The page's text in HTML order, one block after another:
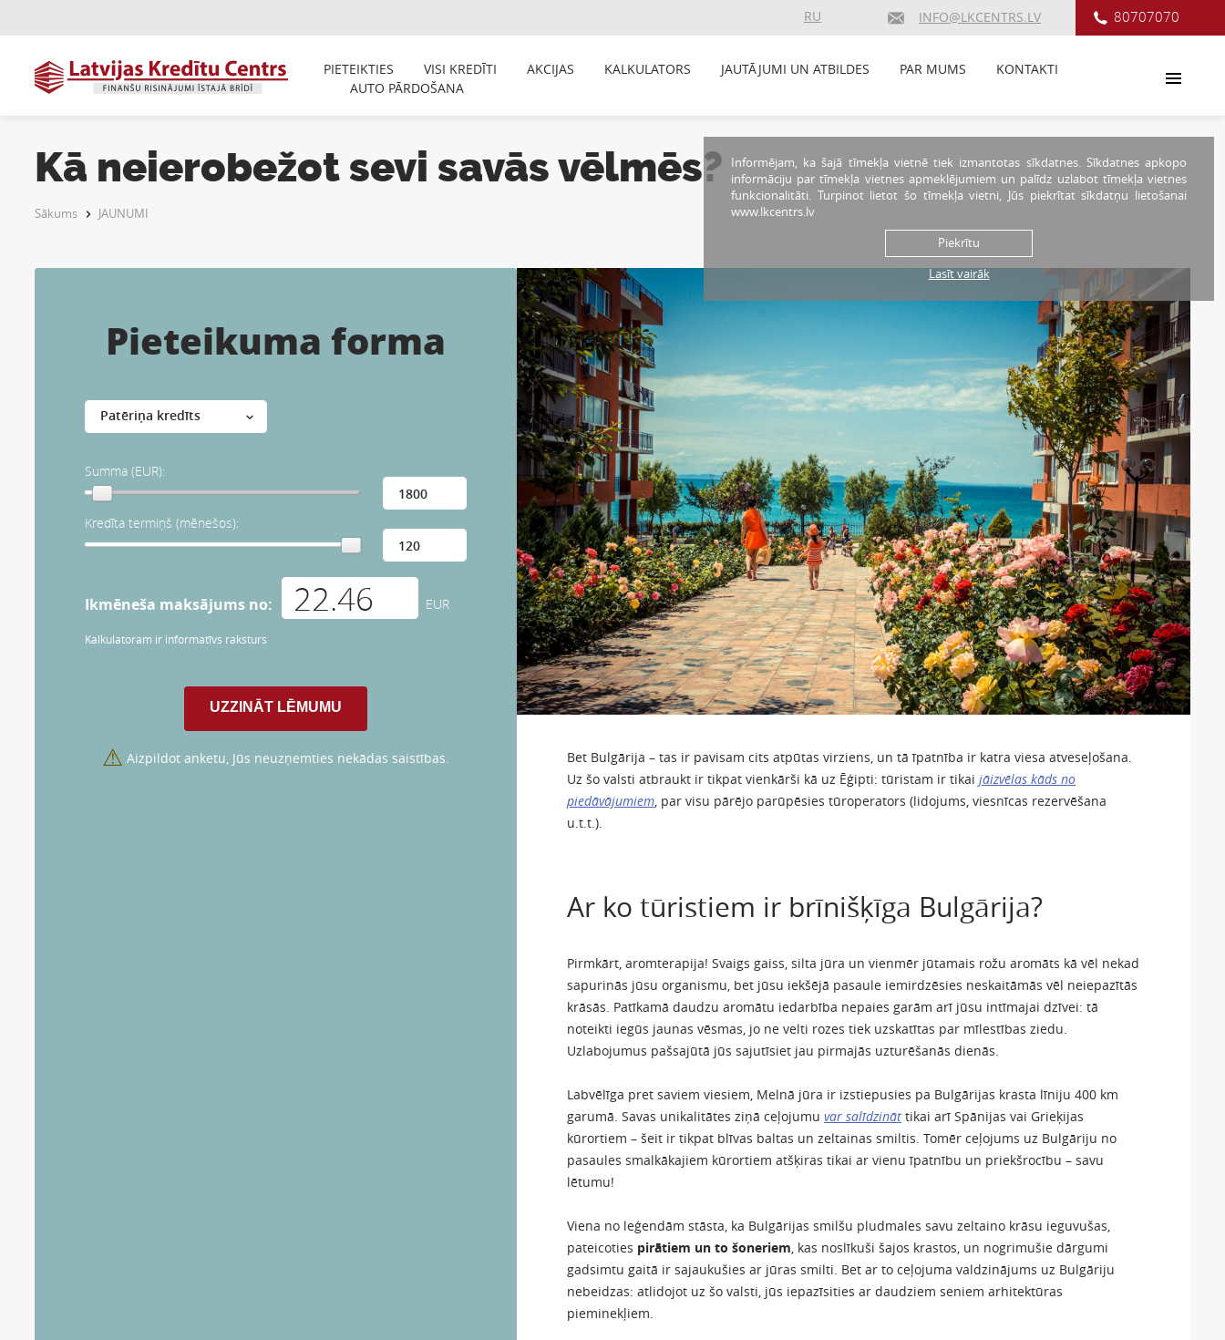
RU INFO@LKCENTRS.LV 80707070
PIETEIKTIES VISI KREDĪTI AKCIJAS KALKULATORS JAUTĀJUMI UN ATBILDES PAR MUMS
KONTAKTI
AUTO PĀRDOŠANA
Kā neierobežot sevi savās vēlmēs?
Sākums JAUNUMI
Pieteikuma forma
Summa (EUR):
Kredīta termiņš (mēnešos):
Ikmēneša maksājums no: EUR
Kalkulatoram ir informatīvs raksturs
⚠ Aizpildot anketu, Jūs neuzņemties nekādas saistības.
Bet Bulgārija – tas ir pavisam cits atpūtas virziens, un tā īpatnība ir katra viesa atveseļošana.
Uz šo valsti atbraukt ir tikpat vienkārši kā uz Ēģipti: tūristam ir tikai jāizvēlas kāds no
piedāvājumiem , par visu pārējo parūpēsies tūroperators (lidojums, viesnīcas rezervēšana
u.t.t.).
Ar ko tūristiem ir brīnišķīga Bulgārija?
Pirmkārt, aromterapija! Svaigs gaiss, silta jūra un vienmēr jūtamais rožu aromāts kā vēl nekad
sapurinās jūsu organismu, bet jūsu iekšējā pasaule iemirdzēsies neskaitāmās vēl neiepazītās
krāsās. Patīkamā daudzu aromātu iedarbība nepaies garām arī jūsu intīmajai dzīvei: tā
noteikti iegūs jaunas vēsmas, jo ne velti rozes tiek uzskatītas par mīlestības ziedu.
Uzlabojumus pašsajūtā jūs sajutīsiet jau pirmajās uzturēšanās dienās.
Labvēlīga pret saviem viesiem, Melnā jūra ir izstiepusies pa Bulgārijas krasta līniju 400 km
garumā. Savas unikalitātes ziņā ceļojumu var salīdzināt tikai arī Spānijas vai Grieķijas
kūrortiem – šeit ir tikpat blīvas baltas un zeltainas smiltis. Tomēr ceļojums uz Bulgāriju no
pasaules smalkākajiem kūrortiem atšķiras tikai ar vienu īpatnību un priekšrocību – savu
lētumu!
Viena no leģendām stāsta, ka Bulgārijas smilšu pludmales savu zeltaino krāsu ieguvušas,
pateicoties pirātiem un to šoneriem , kas noslīkuši šajos krastos, un nogrimušie dārgumi
gadsimtu gaitā ir sajaukušies ar jūras smilti. Bet ar to ceļojuma valdzinājums uz Bulgāriju
nebeidzas: atlidojot uz šo valsti, jūs iepazīsities ar daudziem seniem arhitektūras
pieminekļiem.
Informējam, ka šajā tīmekļa vietnē tiek izmantotas sīkdatnes. Sīkdatnes apkopo
informāciju par tīmekļa vietnes apmeklējumiem un palīdz uzlabot tīmekļa vietnes
funkcionalitāti. Turpinot lietot šo tīmekļa vietni, Jūs piekrītat sīkdatņu lietošanai
www.lkcentrs.lv
Piekrītu
Lasīt vairāk